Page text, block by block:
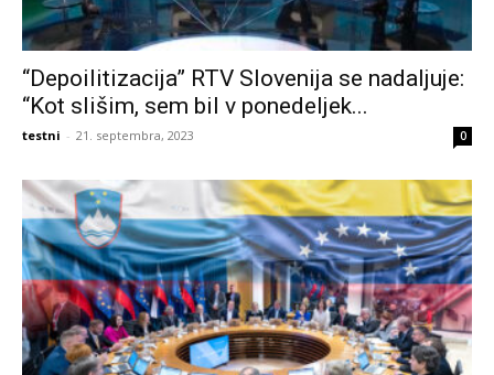
“Depoilitizacija” RTV Slovenija se nadaljuje:
“Kot slišim, sem bil v ponedeljek...
testni - 21. septembra, 2023 0